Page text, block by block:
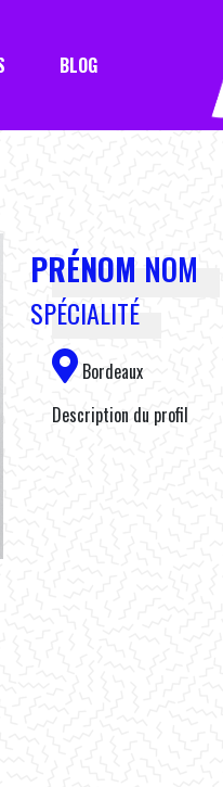
BLOG
PRÉNOM NOM
SPÉCIALITÉ
Bordeaux
Description du profil